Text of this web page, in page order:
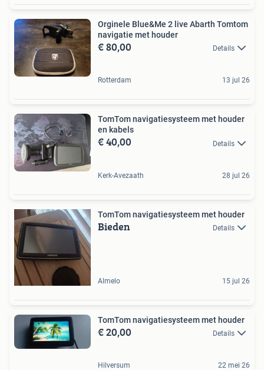
Orginele Blue&Me 2 live Abarth Tomtom
navigatie met houder
€ 80,00 Details
Rotterdam 13 jul 26
TomTom navigatiesysteem met houder
en kabels
€ 40,00 Details
Kerk-Avezaath 28 jul 26
TomTom navigatiesysteem met houder
Bieden Details
Almelo 15 jul 26
TomTom navigatiesysteem met houder
€ 20,00 Details
Hilversum 22 mei 26